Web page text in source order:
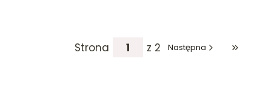
Strona z 2 Następna